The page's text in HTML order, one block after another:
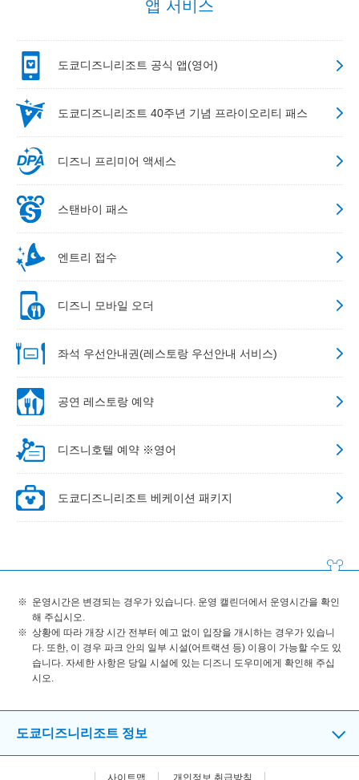
앱 서비스
도쿄디즈니리조트 공식 앱(영어)
도쿄디즈니리조트 40주년 기념 프라이오리티 패스
디즈니 프리미어 액세스
스탠바이 패스
엔트리 접수
디즈니 모바일 오더
좌석 우선안내권(레스토랑 우선안내 서비스)
공연 레스토랑 예약
디즈니호텔 예약 ※영어
도쿄디즈니리조트 베케이션 패키지
운영시간은 변경되는 경우가 있습니다. 운영 캘린더에서 운영시간을 확인
해 주십시오.
상황에 따라 개장 시간 전부터 예고 없이 입장을 개시하는 경우가 있습니
다. 또한, 이 경우 파크 안의 일부 시설(어트랙션 등) 이용이 가능할 수도 있
습니다. 자세한 사항은 당일 시설에 있는 디즈니 도우미에게 확인해 주십
시오.
도쿄디즈니리조트 정보